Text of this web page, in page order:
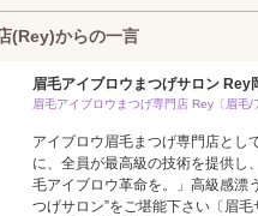
(Rey)からの一言
眉毛アイブロウまつげサロン Rey
眉毛アイブロウまつげ専門店 Rey〔眉毛/
アイブロウ眉毛まつげ専門店とし
に、全員が最高級の技術を提供し
毛アイブロウ革命を。」高級感漂
つげサロン”をご堪能下さい〔眉